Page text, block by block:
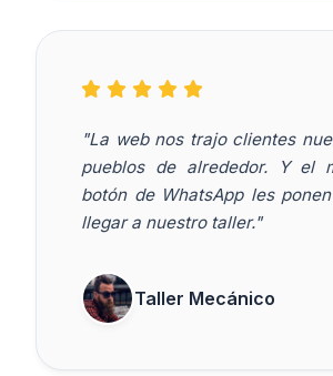
"La web nos trajo clientes
pueblos de alrededor. Y el
botón de WhatsApp les
llegar a nuestro taller."
Taller Mecánico